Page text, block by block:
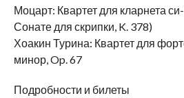
Моцарт: Квартет для кларнета
Сонате для скрипки, K. 378)
Хоакин Турина: Квартет для
минор, Op. 67
Подробности и билеты